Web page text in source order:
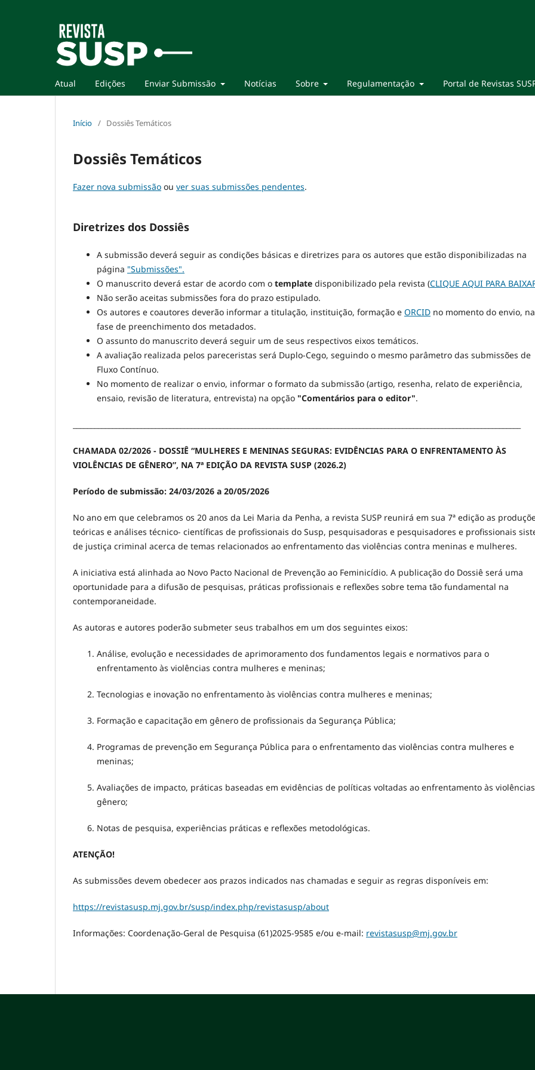
Atual Edições Enviar Submissão Notícias Sobre Regulamentação Portal de Revistas
Início / Dossiês Temáticos
Dossiês Temáticos
Fazer nova submissão ou ver suas submissões pendentes.
Diretrizes dos Dossiês
A submissão deverá seguir as condições básicas e diretrizes para os autores que estão disponibilizadas na
página "Submissões".
O manuscrito deverá estar de acordo com o template disponibilizado pela revista (CLIQUE AQUI PARA
Não serão aceitas submissões fora do prazo estipulado.
Os autores e coautores deverão informar a titulação, instituição, formação e ORCID no momento do envio, na
fase de preenchimento dos metadados.
O assunto do manuscrito deverá seguir um de seus respectivos eixos temáticos.
A avaliação realizada pelos pareceristas será Duplo-Cego, seguindo o mesmo parâmetro das submissões de
Fluxo Contínuo.
No momento de realizar o envio, informar o formato da submissão (artigo, resenha, relato de experiência,
ensaio, revisão de literatura, entrevista) na opção "Comentários para o editor".
CHAMADA 02/2026 - DOSSIÊ “MULHERES E MENINAS SEGURAS: EVIDÊNCIAS PARA O ENFRENTAMENTO ÀS
VIOLÊNCIAS DE GÊNERO”, NA 7ª EDIÇÃO DA REVISTA SUSP (2026.2)
Período de submissão: 24/03/2026 a 20/05/2026
No ano em que celebramos os 20 anos da Lei Maria da Penha, a revista SUSP reunirá em sua 7ª edição as
teóricas e análises técnico- científicas de profissionais do Susp, pesquisadoras e pesquisadores e profissionais
de justiça criminal acerca de temas relacionados ao enfrentamento das violências contra meninas e mulheres.
A iniciativa está alinhada ao Novo Pacto Nacional de Prevenção ao Feminicídio. A publicação do Dossiê será uma
oportunidade para a difusão de pesquisas, práticas profissionais e reflexões sobre tema tão fundamental na
contemporaneidade.
As autoras e autores poderão submeter seus trabalhos em um dos seguintes eixos:
Análise, evolução e necessidades de aprimoramento dos fundamentos legais e normativos para o
enfrentamento às violências contra mulheres e meninas;
Tecnologias e inovação no enfrentamento às violências contra mulheres e meninas;
Formação e capacitação em gênero de profissionais da Segurança Pública;
Programas de prevenção em Segurança Pública para o enfrentamento das violências contra mulheres e
meninas;
Avaliações de impacto, práticas baseadas em evidências de políticas voltadas ao enfrentamento às
gênero;
Notas de pesquisa, experiências práticas e reflexões metodológicas.
ATENÇÃO!
As submissões devem obedecer aos prazos indicados nas chamadas e seguir as regras disponíveis em:
https://revistasusp.mj.gov.br/susp/index.php/revistasusp/about
Informações: Coordenação-Geral de Pesquisa (61)2025-9585 e/ou e-mail: revistasusp@mj.gov.br